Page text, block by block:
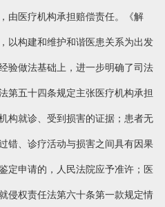
由医疗机构承担赔偿责任。《解
以构建和维护和谐医患关系为出发
验做法基础上，进一步明确了司法
第五十四条规定主张医疗机构承担
构就诊、受到损害的证据；患者无
错、诊疗活动与损害之间具有因果
定申请的，人民法院应予准许；医
侵权责任法第六十条第一款规定情